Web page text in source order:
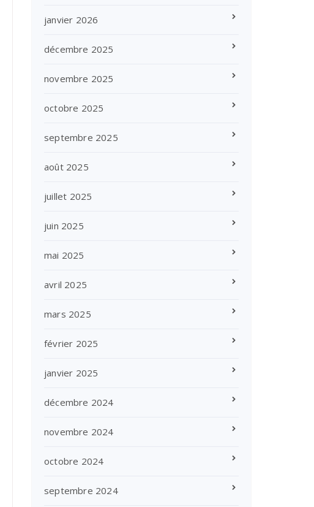
janvier 2026
décembre 2025
novembre 2025
octobre 2025
septembre 2025
août 2025
juillet 2025
juin 2025
mai 2025
avril 2025
mars 2025
février 2025
janvier 2025
décembre 2024
novembre 2024
octobre 2024
septembre 2024